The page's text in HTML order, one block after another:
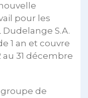
pour les
Dudelange S.A.
1 an et couvre
au 31 décembre
de